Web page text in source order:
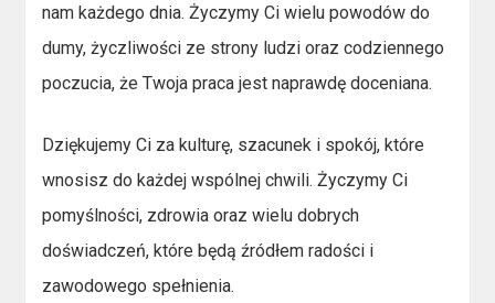
nam każdego dnia. Życzymy Ci wielu powodów do
dumy, życzliwości ze strony ludzi oraz codziennego
poczucia, że Twoja praca jest naprawdę doceniana.
Dziękujemy Ci za kulturę, szacunek i spokój, które
wnosisz do każdej wspólnej chwili. Życzymy Ci
pomyślności, zdrowia oraz wielu dobrych
doświadczeń, które będą źródłem radości i
zawodowego spełnienia.